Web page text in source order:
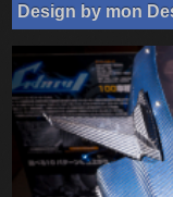
Design by mon